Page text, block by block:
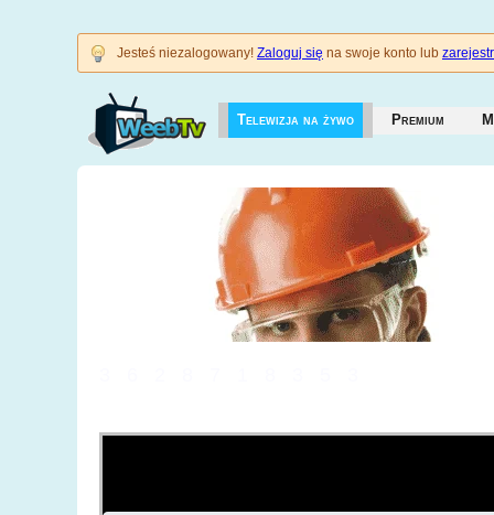
Jesteś niezalogowany! Zaloguj się na swoje konto lub
Telewizja na żywo Premium